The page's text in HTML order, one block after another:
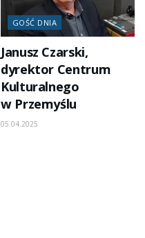
GOŚĆ DNIA
Janusz Czarski,
dyrektor Centrum
Kulturalnego
w Przemyślu
05.04.2025